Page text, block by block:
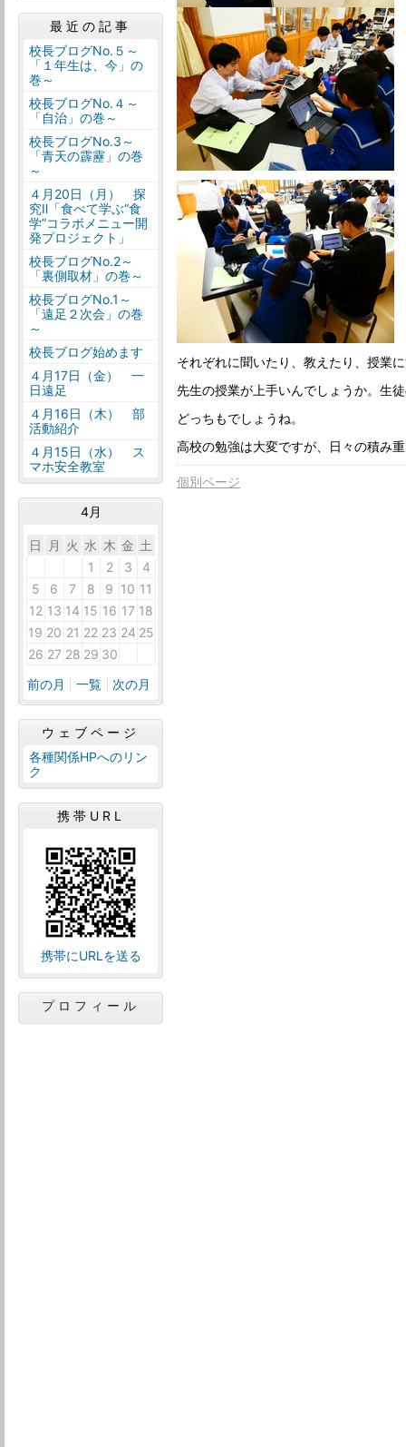
それぞれに聞いたり、教えたり、授業
先生の授業が上手いんでしょうか。生
どっちもでしょうね。
高校の勉強は大変ですが、日々の積み
個別ページ
最近の記事
校長ブログNo.５～
「１年生は、今」の
巻～
校長ブログNo.４～
「自治」の巻～
校長ブログNo.3～
「青天の霹靂」の巻
～
４月20日（月） 探
究Ⅱ「食べて学ぶ“食
学”コラボメニュー開
発プロジェクト」
校長ブログNo.2～
「裏側取材」の巻～
校長ブログNo.1～
「遠足２次会」の巻
～
校長ブログ始めます
４月17日（金） 一
日遠足
４月16日（木） 部
活動紹介
４月15日（水） ス
マホ安全教室
4月
日 月 火 水 木 金 土
1 2 3
4
5
6 7 8 9 10 11
12 13 14 15 16 17 18
19 20 21 22 23 24 25
26 27 28 29 30
前の月
一覧 次の月
ウェブページ
各種関係HPへのリン
ク
携帯URL
携帯にURLを送る
プロフィール